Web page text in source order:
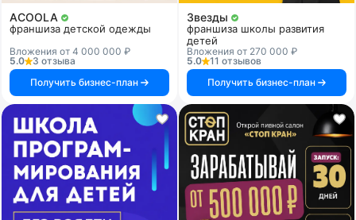
ACOOLA
франшиза детской одежды
Вложения от 4 000 000 ₽
5.0
3 отзыва
Получить бизнес-план
Звезды
франшиза школы развития
детей
Вложения от 270 000 ₽
5.0
11 отзывов
Получить бизнес-план